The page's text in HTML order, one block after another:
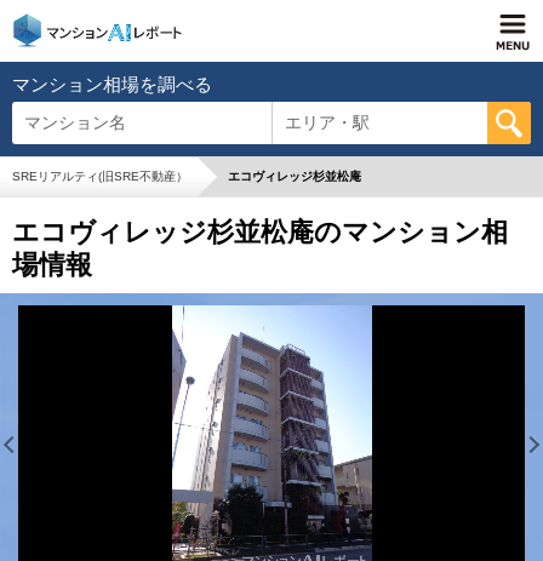
マンション相場を調べる
マンション名 エリア・駅
SREリアルティ(旧SRE不動産） エコヴィレッジ杉並松庵
エコヴィレッジ杉並松庵のマンション相
場情報